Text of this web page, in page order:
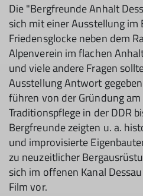
Die "Bergfreunde Anhalt
sich mit einer Ausstellung im
Friedensglocke neben dem
Alpenverein im flachen
und viele andere Fragen
Ausstellung Antwort
führen von der Gründung
Traditionspflege in der DDR
Bergfreunde zeigten u. a.
und improvisierte
zu neuzeitlicher
sich im offenen Kanal
Film vor.